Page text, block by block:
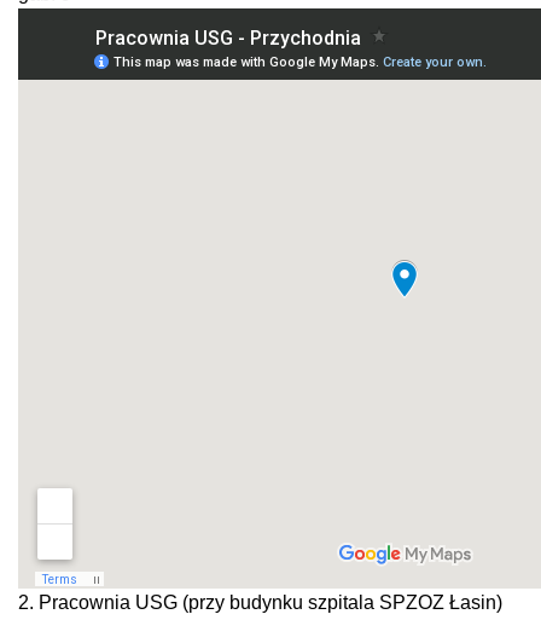
2. Pracownia USG (przy budynku szpitala SPZOZ Łasin)